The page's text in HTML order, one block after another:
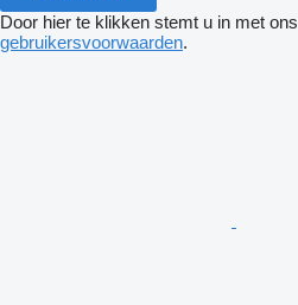
Door hier te klikken stemt u in met ons
gebruikersvoorwaarden.